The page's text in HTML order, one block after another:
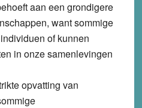
aan een grondigere
want sommige
of kunnen
in onze samenlevingen
opvatting van